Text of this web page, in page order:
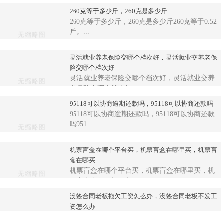
260克等于多少斤，260克是多少斤
260克等于多少斤，260克是多少斤260克等于0.52
斤。...
灵活就业养老保险交哪个档次好，灵活就业交养老保
险交哪个档次好
灵活就业养老保险交哪个档次好，灵活就业交养
95118可以协商逾期还款吗，95118可以协商还款吗
95118可以协商逾期还款吗，95118可以协商还款
吗951...
机票盲盒在哪个平台买，机票盲盒在哪里买，机票盲
盒在哪买
机票盲盒在哪个平台买，机票盲盒在哪里买，机
没签合同老板拖欠工资怎么办，没签合同老板不发工
资怎么办